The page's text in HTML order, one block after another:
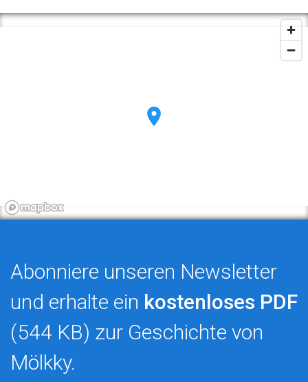
Abonniere unseren Newsletter
und erhalte ein kostenloses PDF
(544 KB) zur Geschichte von
Mölkky.